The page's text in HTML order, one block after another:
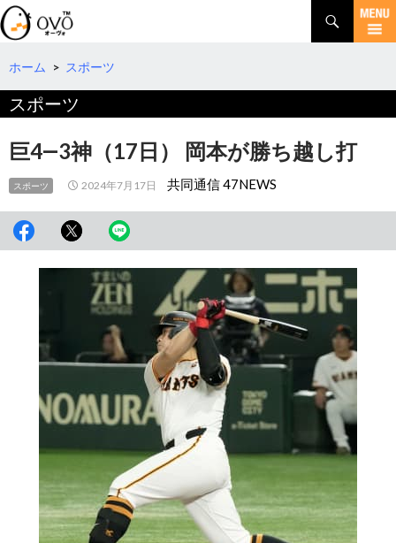
検
索
コ
テ
へ
移
動
ホーム > スポーツ
スポーツ
巨4―3神（17日） 岡本が勝ち越し打
スポーツ 2024年7月17日 共同通信 47NEWS